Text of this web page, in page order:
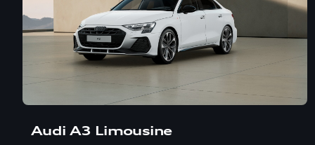
Audi A3 Limousine